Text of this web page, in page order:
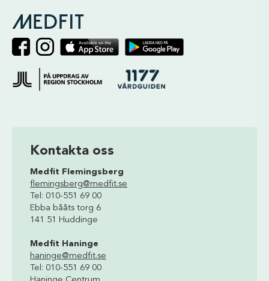
Kontakta oss
Medfit Flemingsberg
flemingsberg@medfit.se
Tel: 010-551 69 00
Ebba bååts torg 6
141 51 Huddinge
Medfit Haninge
haninge@medfit.se
Tel: 010-551 69 00